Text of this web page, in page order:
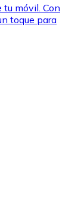
en tu tienda más
móvil. Con
toque para